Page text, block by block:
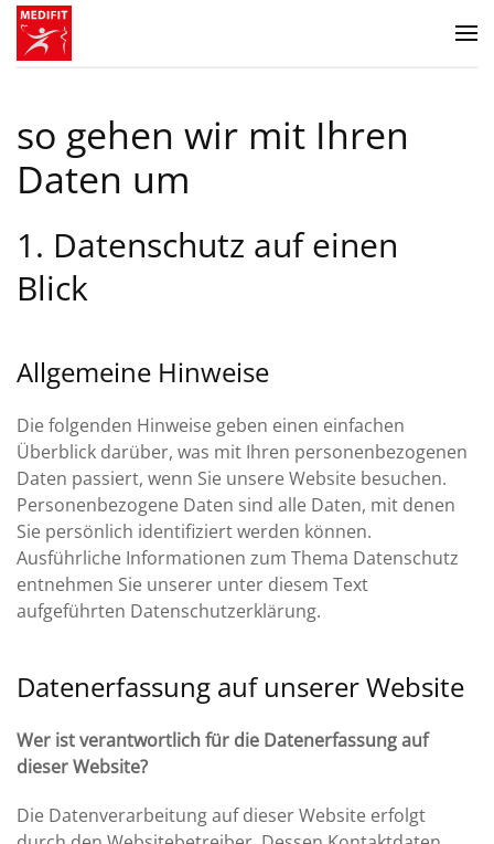
Zum Hauptinhalt springen
so gehen wir mit Ihren
Daten um
1. Datenschutz auf einen
Blick
Allgemeine Hinweise
Die folgenden Hinweise geben einen einfachen
Überblick darüber, was mit Ihren personenbezogenen
Daten passiert, wenn Sie unsere Website besuchen.
Personenbezogene Daten sind alle Daten, mit denen
Sie persönlich identifiziert werden können.
Ausführliche Informationen zum Thema Datenschutz
entnehmen Sie unserer unter diesem Text
aufgeführten Datenschutzerklärung.
Datenerfassung auf unserer Website
Wer ist verantwortlich für die Datenerfassung auf
dieser Website?
Die Datenverarbeitung auf dieser Website erfolgt